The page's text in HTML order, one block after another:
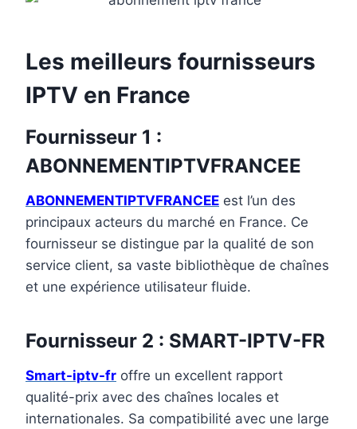
Les meilleurs fournisseurs
IPTV en France
Fournisseur 1 :
ABONNEMENTIPTVFRANCEE
ABONNEMENTIPTVFRANCEE est l’un des
principaux acteurs du marché en France. Ce
fournisseur se distingue par la qualité de son
service client, sa vaste bibliothèque de chaînes
et une expérience utilisateur fluide.
Fournisseur 2 : SMART-IPTV-FR
Smart-iptv-fr offre un excellent rapport
qualité-prix avec des chaînes locales et
internationales. Sa compatibilité avec une large